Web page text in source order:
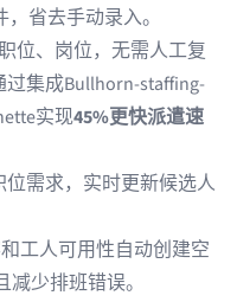
省去手动录入。
位、岗位，无需人工复
过集成Bullhorn-staffing-
实现45%更快派遣速
位需求，实时更新候选人
工人可用性自动创建空
减少排班错误。